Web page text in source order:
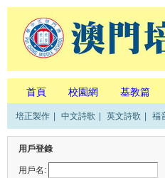
首頁 校園網 基教篇
培正製作 中文詩歌 英文詩歌 福
用戶登錄
用戶名: